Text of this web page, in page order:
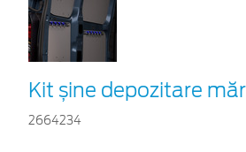
Kit șine depozitare
2664234